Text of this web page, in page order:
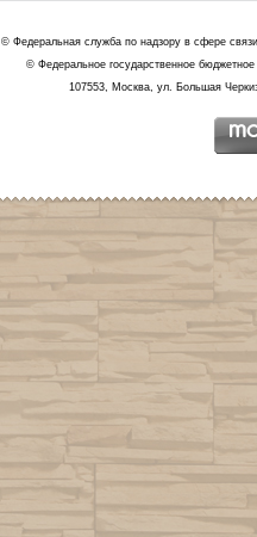
© Федеральная служба по надзору в сфере
© Федеральное государственное
107553, Москва, ул. Большая